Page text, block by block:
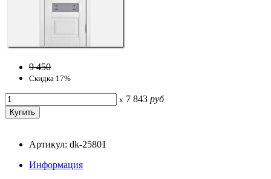
9 450
Скидка 17%
x 7 843 руб
Артикул: dk-25801
Информация